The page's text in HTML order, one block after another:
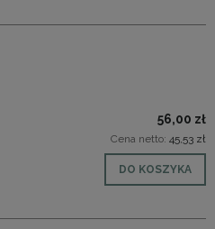
56,00 zł
Cena netto: 45,53 zł
DO KOSZYKA